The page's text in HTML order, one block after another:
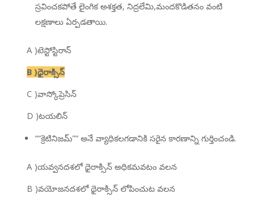
స్రవించకపోతే లైంగిక అశక్తత, నిద్రలేమి,మందకొడితనం వంటి
లక్షణాలు ఏర్పడతాయి.
A )టెస్టోస్టిరాన్
B )ధైరాక్సిన్
C )వాస్కోప్రెసిన్
D )టయలిన్
““క్రెటినిజమ్”“ అనే వ్యాధికలగడానికి సరైన కారణాన్ని గుర్తించండి.
A )యవ్వనదశలో ధైరాక్సిన్ అధికమవటం వలన
B )వయోజనదశలో థైరాక్సిన్ లోపించుట వలన